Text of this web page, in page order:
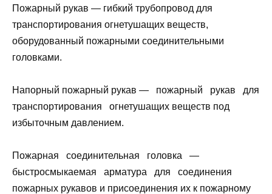
Пожарный рукав — гибкий трубопровод для
транспортирования огнетушащих веществ,
оборудованный пожарными соединительными
головками.
Напорный пожарный рукав — пожарный рукав для
транспортирования огнетушащих веществ под
избыточным давлением.
Пожарная соединительная головка —
быстросмыкаемая арматура для соединения
пожарных рукавов и присоединения их к пожарному